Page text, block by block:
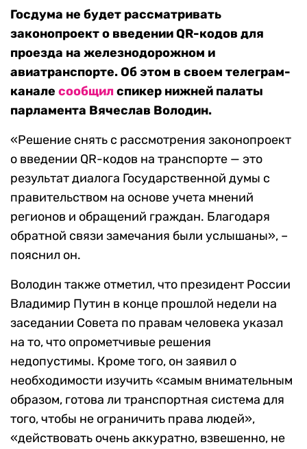
Госдума не будет рассматривать
законопроект о введении QR-кодов для
проезда на железнодорожном и
авиатранспорте. Об этом в своем телеграм-
канале сообщилспикер нижней палаты
парламента Вячеслав Володин.
«Решение снять с рассмотрения законопроект
о введении QR-кодов на транспорте — это
результат диалога Государственной думы с
правительством на основе учета мнений
регионов и обращений граждан. Благодаря
обратной связи замечания были услышаны», –
пояснил он.
Володин также отметил, что президент России
Владимир Путин в конце прошлой недели на
заседании Совета по правам человека указал
на то, что опрометчивые решения
недопустимы. Кроме того, он заявил о
необходимости изучить «самым внимательным
образом, готова ли транспортная система для
того, чтобы не ограничить права людей»,
«действовать очень аккуратно, взвешенно, не